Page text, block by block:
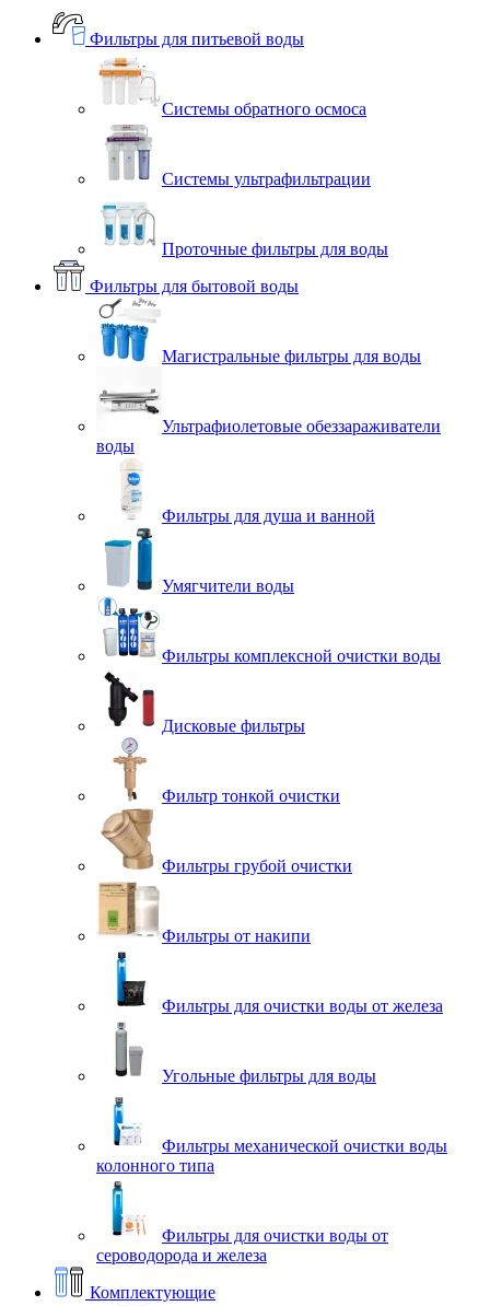
Фильтры для питьевой воды
Системы обратного осмоса
Системы ультрафильтрации
Проточные фильтры для воды
Фильтры для бытовой воды
Магистральные фильтры для воды
Ультрафиолетовые обеззараживатели
воды
Фильтры для душа и ванной
Умягчители воды
Фильтры комплексной очистки воды
Дисковые фильтры
Фильтр тонкой очистки
Фильтры грубой очистки
Фильтры от накипи
Фильтры для очистки воды от железа
Угольные фильтры для воды
Фильтры механической очистки воды
колонного типа
Фильтры для очистки воды от
сероводорода и железа
Комплектующие